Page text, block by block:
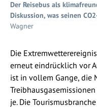
Der Reisebus als
Diskussion, was seinen
Wagner
Die
erneut eindrücklich vor
ist in vollem Gange, die
je. Die